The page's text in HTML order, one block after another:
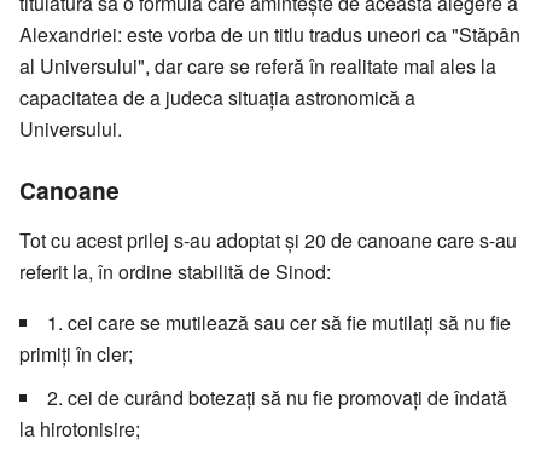
Alexandriei: este vorba de un titlu tradus uneori ca "Stăpân
al Universului", dar care se referă în realitate mai ales la
capacitatea de a judeca situația astronomică a
Universului.
Canoane
Tot cu acest prilej s-au adoptat și 20 de canoane care s-au
referit la, în ordine stabilită de Sinod:
1. cei care se mutilează sau cer să fie mutilați să nu fie
primiți în cler;
2. cei de curând botezați să nu fie promovați de îndată
la hirotonisire;